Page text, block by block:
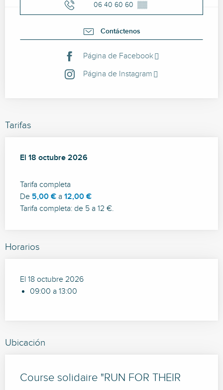
06 40 60 60 ▒▒
Contáctenos
Página de Facebook
Página de Instagram
Tarifas
El 18 octubre 2026
El 18 octubre 2026
Tarifa completa
De 5,00 € a 12,00 €
Tarifa completa: de 5 a 12 €.
Horarios
El 18 octubre 2026
09:00 a 13:00
Ubicación
Course solidaire "RUN FOR THEIR